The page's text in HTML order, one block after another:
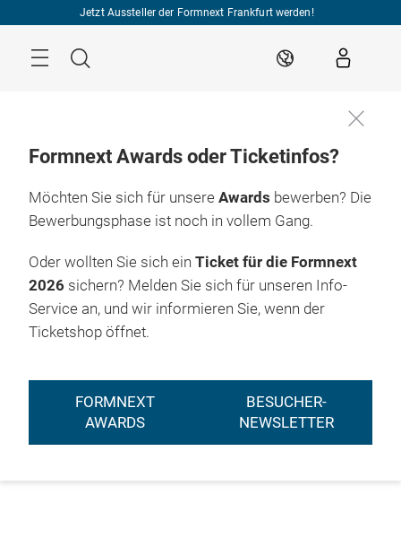
Jetzt Aussteller der Formnext Frankfurt werden!
Suche DE
Formnext Awards oder Ticketinfos?
Möchten Sie sich für unsere Awards bewerben? Die
Bewerbungsphase ist noch in vollem Gang.
Oder wollten Sie sich ein Ticket für die Formnext
2026 sichern? Melden Sie sich für unseren Info-
Service an, und wir informieren Sie, wenn der
Ticketshop öffnet.
FORMNEXT
AWARDS
BESUCHER-
NEWSLETTER